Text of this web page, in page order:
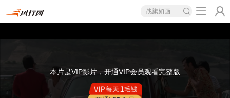
战旗如画
本片是VIP影片，开通VIP会员观看完整版